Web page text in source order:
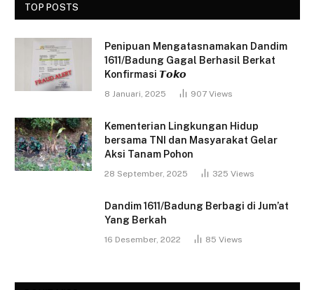
TOP POSTS
Penipuan Mengatasnamakan Dandim
1611/Badung Gagal Berhasil Berkat
Konfirmasi 𝙏𝙤𝙠𝙤
8 Januari, 2025 907 Views
Kementerian Lingkungan Hidup
bersama TNI dan Masyarakat Gelar
Aksi Tanam Pohon
28 September, 2025 325 Views
Dandim 1611/Badung Berbagi di Jum’at
Yang Berkah
16 Desember, 2022 85 Views